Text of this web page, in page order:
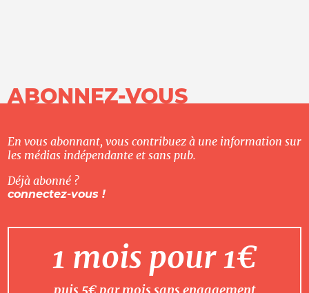
ABONNEZ-VOUS
En vous abonnant, vous contribuez à une information sur
les médias indépendante et sans pub.
Déjà abonné ?
connectez-vous !
1 mois pour 1€